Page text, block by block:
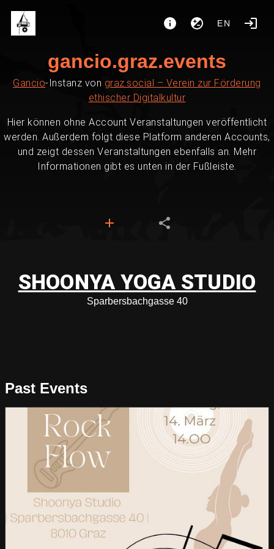
EN
gancio.graz.events
Gancio-Instanz von graz.social – Verein zur Förderung
ethischer Digitalkultur
Hier können ohne Account Veranstaltungen veröffentlicht
werden. Außerdem folgt diese Platform anderen Accounts,
und zeigt dessen Veranstaltungen ebenfalls an. Mehr
Informationen gibt es unten in der Fußleiste.
SHOONYA YOGA STUDIO
Sparbersbachgasse 40
Past Events